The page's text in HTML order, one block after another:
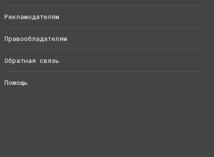
Рекламодателям
Правообладателям
Обратная связь
Помощь